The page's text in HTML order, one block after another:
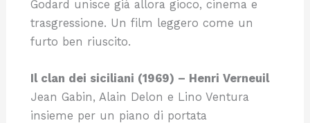
Godard unisce già allora gioco, cinema e
trasgressione. Un film leggero come un
furto ben riuscito.
Il clan dei siciliani (1969) – Henri Verneuil
Jean Gabin, Alain Delon e Lino Ventura
insieme per un piano di portata